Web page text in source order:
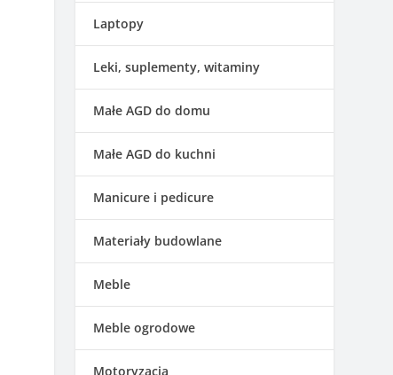
Laptopy
Leki, suplementy, witaminy
Małe AGD do domu
Małe AGD do kuchni
Manicure i pedicure
Materiały budowlane
Meble
Meble ogrodowe
Motoryzacja